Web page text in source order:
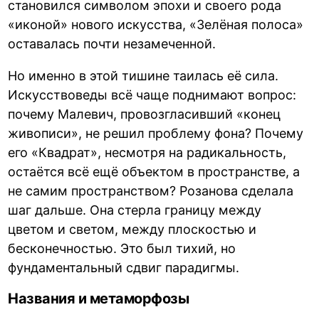
становился символом эпохи и своего рода
«иконой» нового искусства, «Зелёная полоса»
оставалась почти незамеченной.
Но именно в этой тишине таилась её сила.
Искусствоведы всё чаще поднимают вопрос:
почему Малевич, провозгласивший «конец
живописи», не решил проблему фона? Почему
его «Квадрат», несмотря на радикальность,
остаётся всё ещё объектом в пространстве, а
не самим пространством? Розанова сделала
шаг дальше. Она стерла границу между
цветом и светом, между плоскостью и
бесконечностью. Это был тихий, но
фундаментальный сдвиг парадигмы.
Названия и метаморфозы